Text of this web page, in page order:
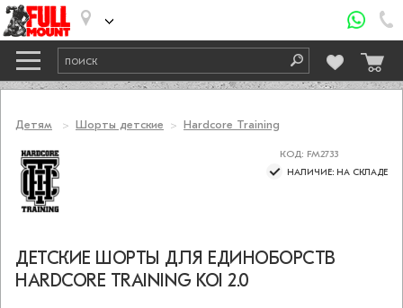
Детям Шорты детские Hardcore Training
КОД: FM2733
НАЛИЧИЕ: НА СКЛАДЕ
ДЕТСКИЕ ШОРТЫ ДЛЯ ЕДИНОБОРСТВ
HARDCORE TRAINING KOI 2.0